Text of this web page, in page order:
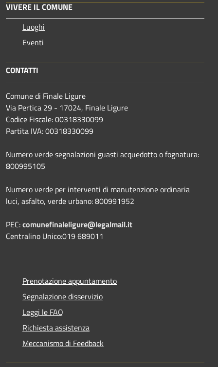
VIVERE IL COMUNE
Luoghi
Eventi
CONTATTI
Comune di Finale Ligure
Via Pertica 29 - 17024, Finale Ligure
Codice Fiscale: 00318330099
Partita IVA: 00318330099
Numero verde segnalazioni guasti acquedotto o fognatura:
800995105
Numero verde per interventi di manutenzione ordinaria
luci, asfalto, verde urbano: 800991952
PEC:comunefinaleligure@legalmail.it
Centralino Unico:019 689011
Prenotazione appuntamento
Segnalazione disservizio
Leggi le FAQ
Richiesta assistenza
Meccanismo di Feedback